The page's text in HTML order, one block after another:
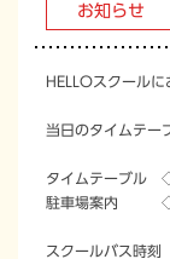
お知らせ
HELLOスクールに
当日のタイムテー
タイムテーブル
駐車場案内
スクールバス